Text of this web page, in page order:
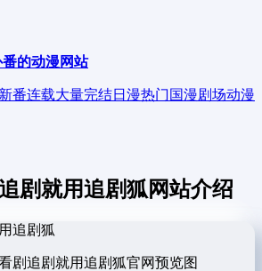
的动漫网站
番连载大量完结日漫热门国漫剧场动漫
剧就用追剧狐网站介绍
追剧狐